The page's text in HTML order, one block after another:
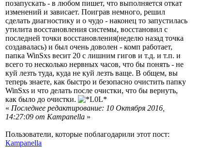
позапускать - в любом пишет, что выполняется откат
изменений и зависает. Поиграв немного, решил
сделать диагностику и о чудо - наконец то запустилась
утилита восстановления системы, восстановил с
последней точки восстановления(неделю назад точка
создавалась) и был очень доволен - комп работает,
папка WinSxs весит 20 с лишним гигов и т.д. и т.п. и
всего то несколько нервных часов, что бы понять - не
куй лезть туда, куда не куй лезть ваще. В общем, вы
теперь знаете, как быстро и безопасно очистить папку
WinSxs и что делать после очистки, что бы вернуть,
как было до очистки.
« Последнее редактирование: 10 Октября 2016,
14:27:09 от Кampanella »
Пользователи, которые поблагодарили этот пост:
Кampanella